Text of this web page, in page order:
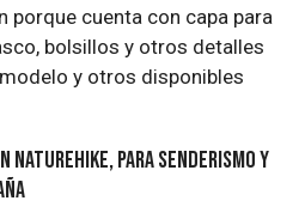
porque cuenta con capa para
bolsillos y otros detalles
y otros disponibles
Naturehike, para senderismo y